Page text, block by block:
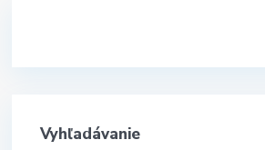
Vyhľadávanie